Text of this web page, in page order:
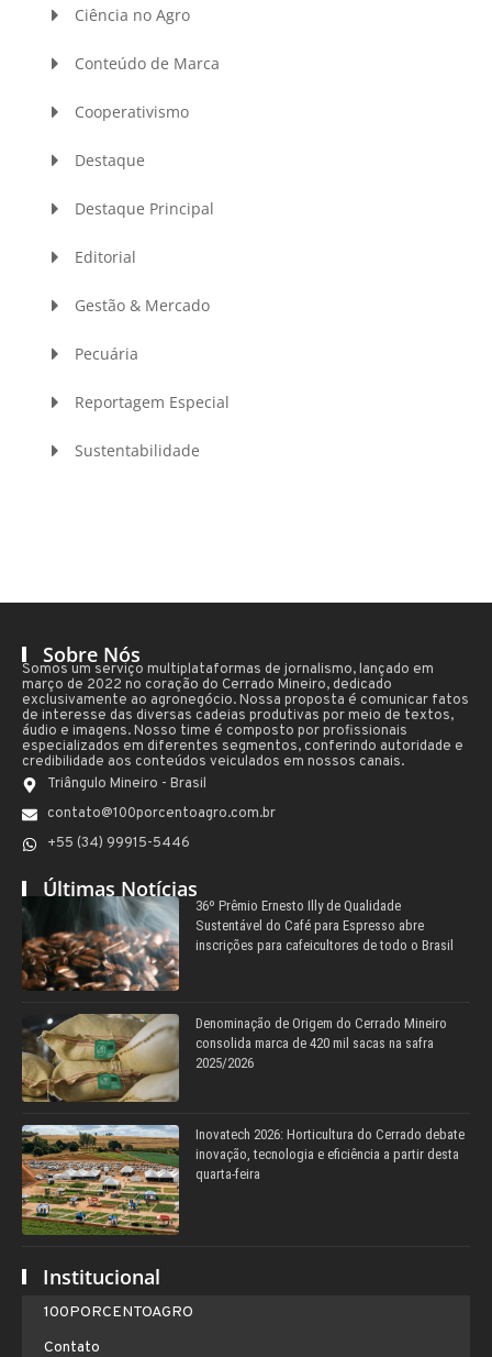
Ciência no Agro
Conteúdo de Marca
Cooperativismo
Destaque
Destaque Principal
Editorial
Gestão & Mercado
Pecuária
Reportagem Especial
Sustentabilidade
Sobre Nós
Somos um serviço multiplataformas de jornalismo, lançado em
março de 2022 no coração do Cerrado Mineiro, dedicado
exclusivamente ao agronegócio. Nossa proposta é comunicar fatos
de interesse das diversas cadeias produtivas por meio de textos,
áudio e imagens. Nosso time é composto por profissionais
especializados em diferentes segmentos, conferindo autoridade e
credibilidade aos conteúdos veiculados em nossos canais.
Triângulo Mineiro - Brasil
contato@100porcentoagro.com.br
+55 (34) 99915-5446
Últimas Notícias
36º Prêmio Ernesto Illy de Qualidade
Sustentável do Café para Espresso abre
inscrições para cafeicultores de todo o Brasil
Denominação de Origem do Cerrado Mineiro
consolida marca de 420 mil sacas na safra
2025/2026
Inovatech 2026: Horticultura do Cerrado debate
inovação, tecnologia e eficiência a partir desta
quarta-feira
Institucional
100PORCENTOAGRO
Contato